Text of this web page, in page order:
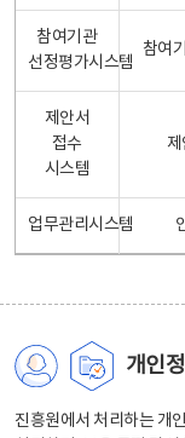
참여기관
선정평가시스템
참여
제안서
접수
시스템
제
업무관리시스템
개인
진흥원에서 처리하는 개